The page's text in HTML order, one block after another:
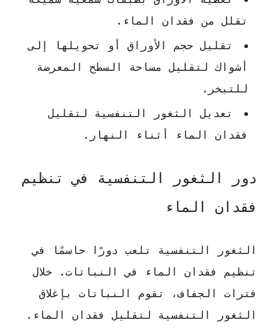
تقلل من فقدان الماء.
تقليل حجم الأوراق أو تحويلها إلى
أشواك لتقليل مساحة السطح المعرضة
للتبخر.
تعديل الثغور التنفسية لتقليل
فقدان الماء أثناء النهار.
دور الثغور التنفسية في تنظيم
فقدان الماء
الثغور التنفسية تلعب دورًا حاسمًا في
تنظيم فقدان الماء في النباتات. خلال
فترات الجفاف، تقوم النباتات بإغلاق
الثغور التنفسية لتقليل فقدان الماء.